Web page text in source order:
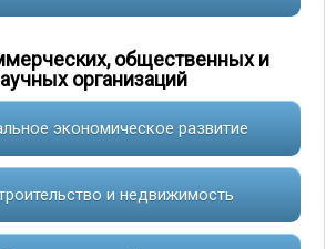
общественных и
организаций
экономическое развитие
и недвижимость